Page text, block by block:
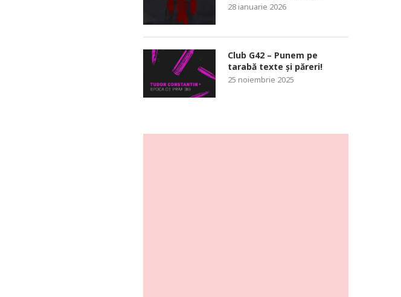
28 ianuarie 2026
Club G42 – Punem pe
tarabă texte și păreri!
25 noiembrie 2025